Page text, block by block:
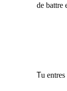
de bat­tre
Tu